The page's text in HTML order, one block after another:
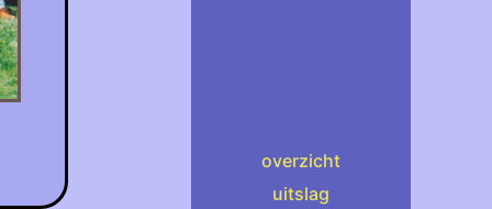
overzicht
uitslag